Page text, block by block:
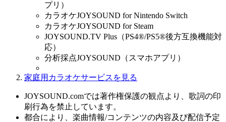
プリ）
カラオケJOYSOUND for Nintendo Switch
カラオケJOYSOUND for Steam
JOYSOUND.TV Plus（PS4®/PS5®後方互換機能対
応）
分析採点JOYSOUND（スマホアプリ）
家庭用カラオケサービスを見る
JOYSOUND.comでは著作権保護の観点より、歌詞の印
刷行為を禁止しています。
都合により、楽曲情報/コンテンツの内容及び配信予定